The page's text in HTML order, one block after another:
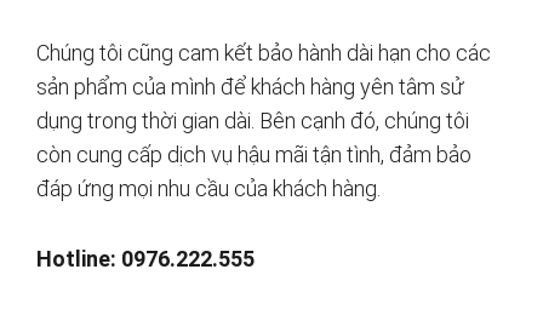
Chúng tôi cũng cam kết bảo hành dài hạn cho các
sản phẩm của mình để khách hàng yên tâm sử
dụng trong thời gian dài. Bên cạnh đó, chúng tôi
còn cung cấp dịch vụ hậu mãi tận tình, đảm bảo
đáp ứng mọi nhu cầu của khách hàng.
Hotline: 0976.222.555